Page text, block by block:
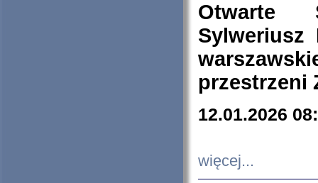
Otwarte
Sylweriusz
przestrzeni
12.01.2026
więcej...